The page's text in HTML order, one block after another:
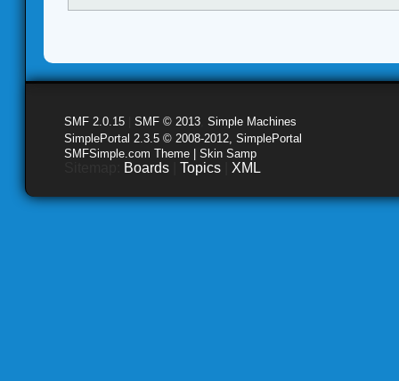
SMF 2.0.15 SMF © 2013 Simple Machines
SimplePortal 2.3.5 © 2008-2012, SimplePortal
SMFSimple.com Theme | Skin Samp
Boards Topics XML